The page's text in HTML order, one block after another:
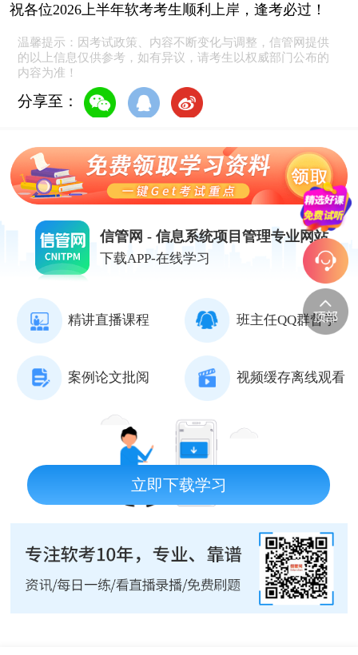
祝各位2026上半年软考考生顺利上岸，逢考必过！
温馨提示：因考试政策、内容不断变化与调整，信管网提供
的以上信息仅供参考，如有异议，请考生以权威部门公布的
内容为准！
分享至：
信管网 - 信息系统项目管理专业网站
下载APP-在线学习
精讲直播课程 班主任QQ群督学
案例论文批阅 视频缓存离线观看
立即下载学习